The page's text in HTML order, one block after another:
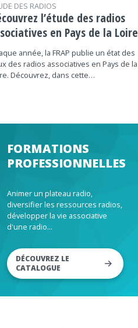
DES RADIOS
l’étude des radios
en Pays de la Loire
année, la FRAP publie un état des
des radios associatives en Pays de la
Découvrez, dans cette…
FORMATIONS
PROFESSIONNELLES
Animer un plateau radio,
diversifier les ressources radios,
développer la vie associative
d'une radio...
DÉCOUVREZ LE
CATALOGUE